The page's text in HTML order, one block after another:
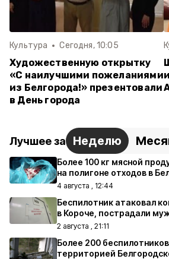
Культура Сегодня, 10:05
Художественную открытку
«С наилучшими пожеланиями
из Белгорода!» презентовали
в День города
Лучшее за Неделю
Более 100 кг мясной
на полигоне отходов в
4 августа , 12:44
Беспилотник атаковал
в Короче, пострадали
2 августа , 21:11
Более 200
территорией